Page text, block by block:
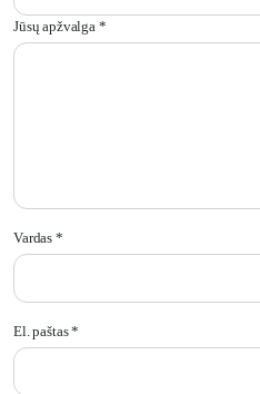
Jūsų apžvalga *
Vardas *
El. paštas*